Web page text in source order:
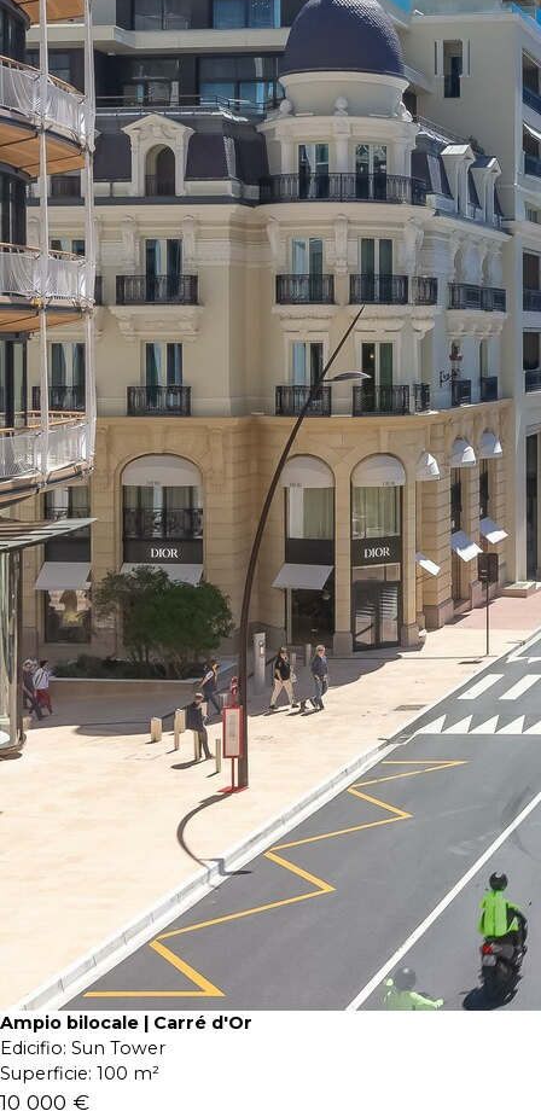
Ampio bilocale | Carré d'Or
Edicifio: Sun Tower
Superficie: 100 m²
10 000 €